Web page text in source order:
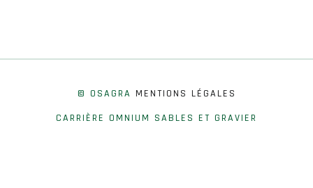
© OSAGRA MENTIONS LÉGALES
CARRIÈRE OMNIUM SABLES ET GRAVIER